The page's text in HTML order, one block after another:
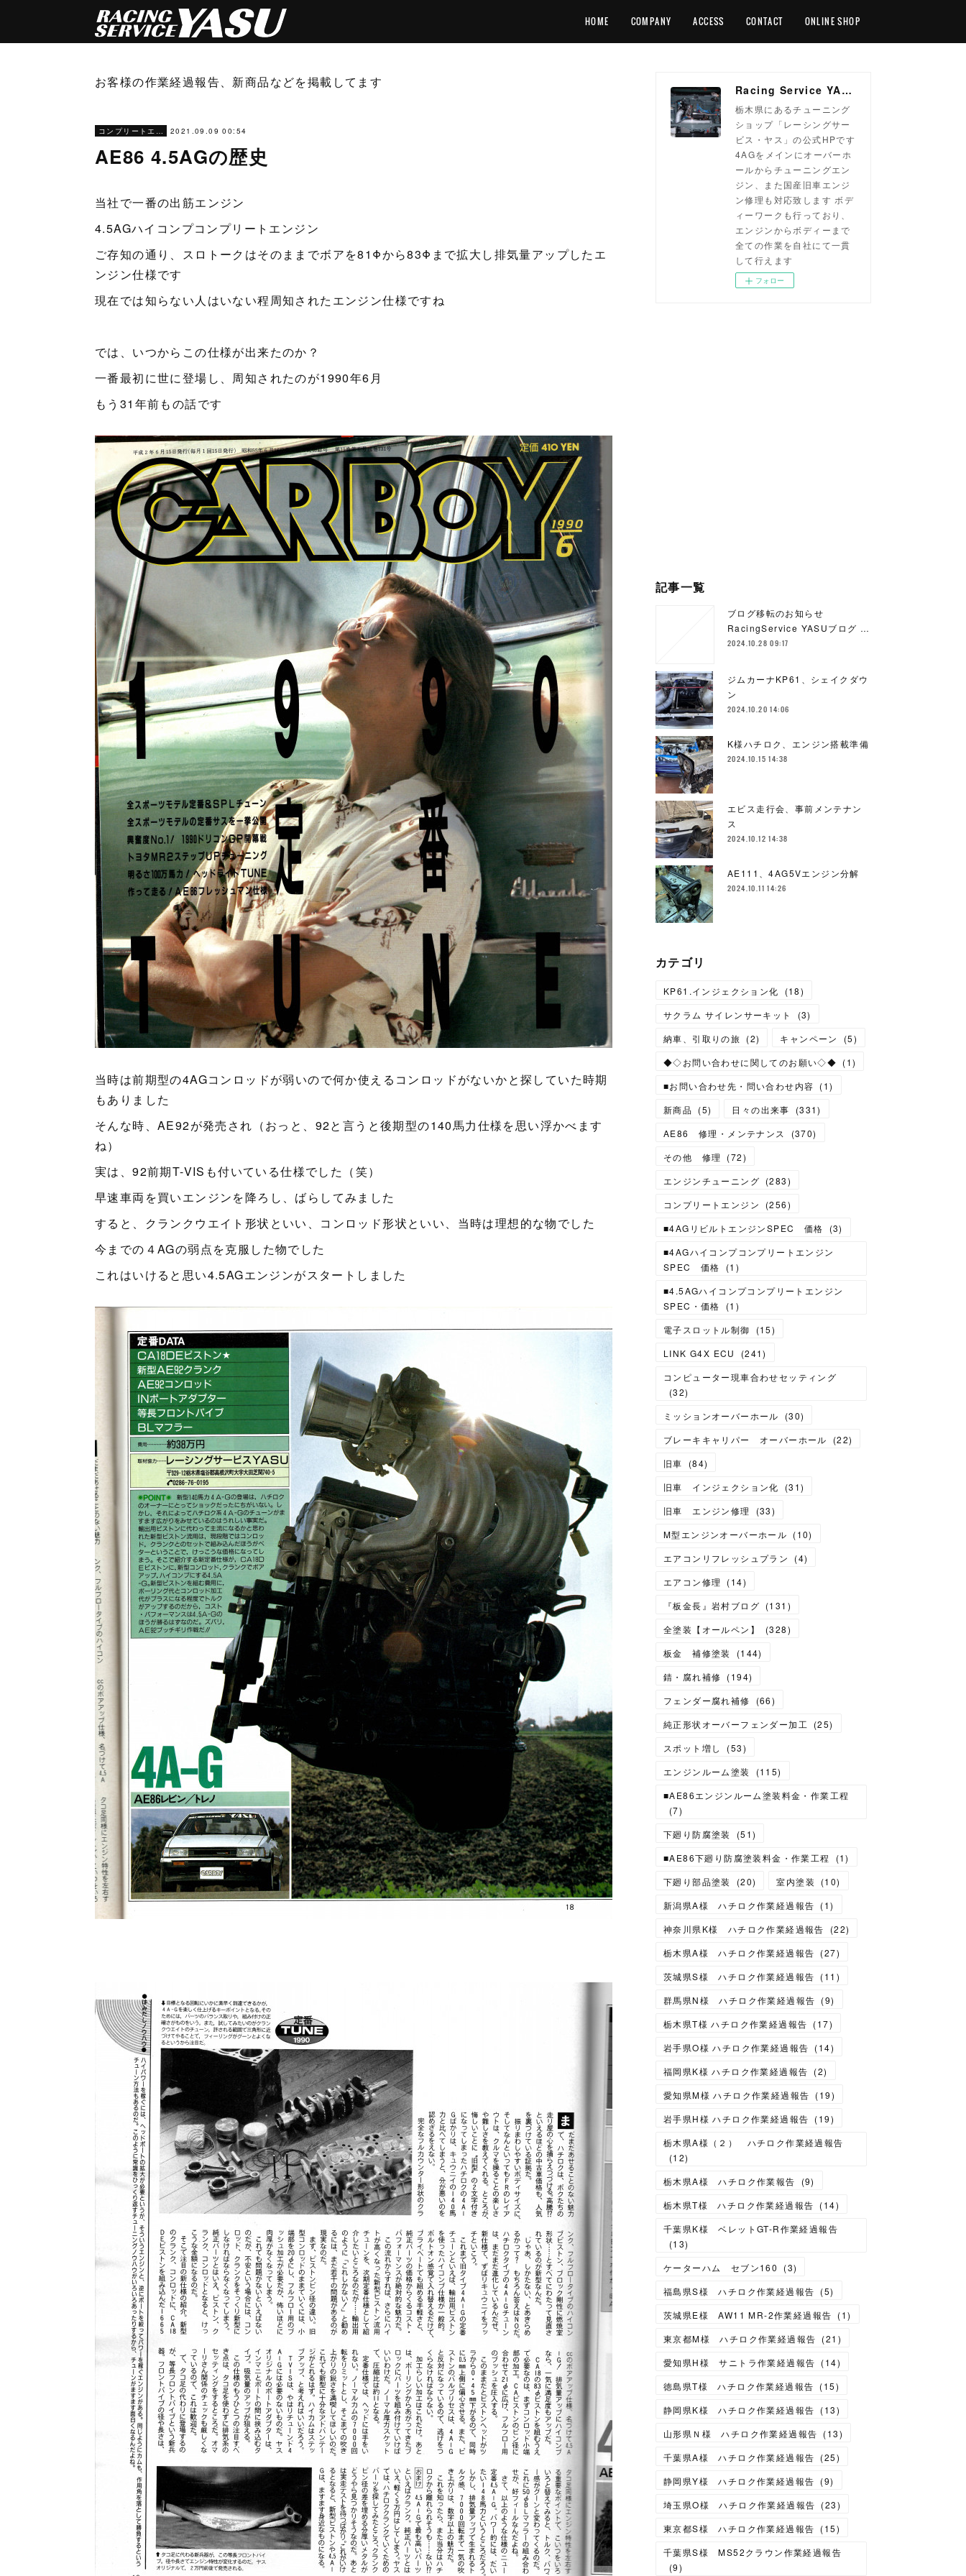
HOME COMPANY ACCESS CONTACT ONLINE SHOP
お客様の作業経過報告、新商品などを掲載してます
コンプリートエンジン 2021.09.09 00:54
AE86 4.5AGの歴史
当社で一番の出筋エンジン
4.5AGハイコンプコンプリートエンジン
ご存知の通り、スロトークはそのままでボアを81Φから83Φまで拡大し排気量アップしたエ
ンジン仕様です
現在では知らない人はいない程周知されたエンジン仕様ですね
では、いつからこの仕様が出来たのか？
一番最初に世に登場し、周知されたのが1990年6月
もう31年前もの話です
当時は前期型の4AGコンロッドが弱いので何か使えるコンロッドがないかと探していた時期
もありました
そんな時、AE92が発売され（おっと、92と言うと後期型の140馬力仕様を思い浮かべます
ね）
実は、92前期T-VISも付いている仕様でした（笑）
早速車両を買いエンジンを降ろし、ばらしてみました
すると、クランクウエイト形状といい、コンロッド形状といい、当時は理想的な物でした
今までの４AGの弱点を克服した物でした
これはいけると思い4.5AGエンジンがスタートしました
Racing Service YASU ~total tuning proshop~
栃木県にあるチューニング
ショップ「レーシングサー
ビス・ヤス」の公式HPです
4AGをメインにオーバーホ
ールからチューニングエン
ジン、また国産旧車エンジ
ン修理も対応致します ボデ
ィーワークも行っており、
エンジンからボディーまで
全ての作業を自社にて一貫
して行えます
フォロー
記事一覧
ブログ移転のお知らせ
RacingService YASUブログ …
2024.10.28 09:17
ジムカーナKP61、シェイクダウ
ン
2024.10.20 14:06
K様ハチロク、エンジン搭載準備
2024.10.15 14:38
エビス走行会、事前メンテナン
ス
2024.10.12 14:38
AE111、4AG5Vエンジン分解
2024.10.11 14:26
カテゴリ
KP61.インジェクション化 (18)
サクラム サイレンサーキット
(3)
納車、引取りの旅 (2) キャンペーン (5)
◆◇お問い合わせに関してのお願い◇◆ (1)
■お問い合わせ先・問い合わせ内容 (1)
新商品 (5) 日々の出来事 (331)
AE86 修理・メンテナンス
(370)
その他 修理
(72)
エンジンチューニング (283)
コンプリートエンジン
(256)
■4AGリビルトエンジンSPEC 価格
(3)
■4AGハイコンプコンプリートエンジン
SPEC 価格
(1 )
■4.5AGハイコンプコンプリートエンジン
SPEC・価格
(1 )
電子スロットル制御
(15)
LINK G4X ECU
(241)
コンピューター現車合わせセッティング
(32)
ミッションオーバーホール
(30)
ブレーキキャリパー オーバーホール
(22)
旧車
(84)
旧車 インジェクション化
(31)
旧車 エンジン修理
(33)
M型エンジンオーバーホール (10)
エアコンリフレッシュプラン
(4)
エアコン修理
(14)
『板金長』岩村ブログ (131 )
全塗装【オールペン】
(328)
板金 補修塗装
(144)
錆・腐れ補修 (194)
フェンダー腐れ補修
(66)
純正形状オーバーフェンダー加工
(25)
スポット増し
(53)
エンジンルーム塗装
(115)
■AE86エンジンルーム塗装料金・作業工程
(7)
下廻り防腐塗装
(51)
■AE86下廻り防腐塗装料金・作業工程
(1)
下廻り部品塗装
(20) 室内塗装 (10)
新潟県A様 ハチロク作業経過報告 (1)
神奈川県K様 ハチロク作業経過報告
(22)
栃木県A様 ハチロク作業経過報告 (27)
茨城県S様 ハチロク作業経過報告 (11 )
群馬県N様 ハチロク作業経過報告 (9)
栃木県T様 ハチロク作業経過報告 (17)
岩手県O様 ハチロク作業経過報告 (14)
福岡県K様 ハチロク作業経過報告 (2)
愛知県M様 ハチロク作業経過報告 (19)
岩手県H様 ハチロク作業経過報告 (19)
栃木県A様（２） ハチロク作業経過報告
(12)
栃木県A様 ハチロク作業報告
(9)
栃木県T様 ハチロク作業経過報告 (14)
千葉県K様 ベレットGT-R作業経過報告
(13)
ケーターハム セブン160
(3)
福島県S様 ハチロク作業経過報告 (5)
茨城県E様 AW11 MR-2作業経過報告 (1)
東京都M様 ハチロク作業経過報告 (21 )
愛知県H様 サニトラ作業経過報告 (14)
徳島県T様 ハチロク作業経過報告 (15)
静岡県K様 ハチロク作業経過報告 (13)
山形県Ｎ様 ハチロク作業経過報告 (13)
千葉県A様 ハチロク作業経過報告 (25)
静岡県Y様 ハチロク作業経過報告 (9)
埼玉県O様 ハチロク作業経過報告 (23)
東京都S様 ハチロク作業経過報告 (15)
千葉県S様 MS52クラウン作業経過報告
(9)